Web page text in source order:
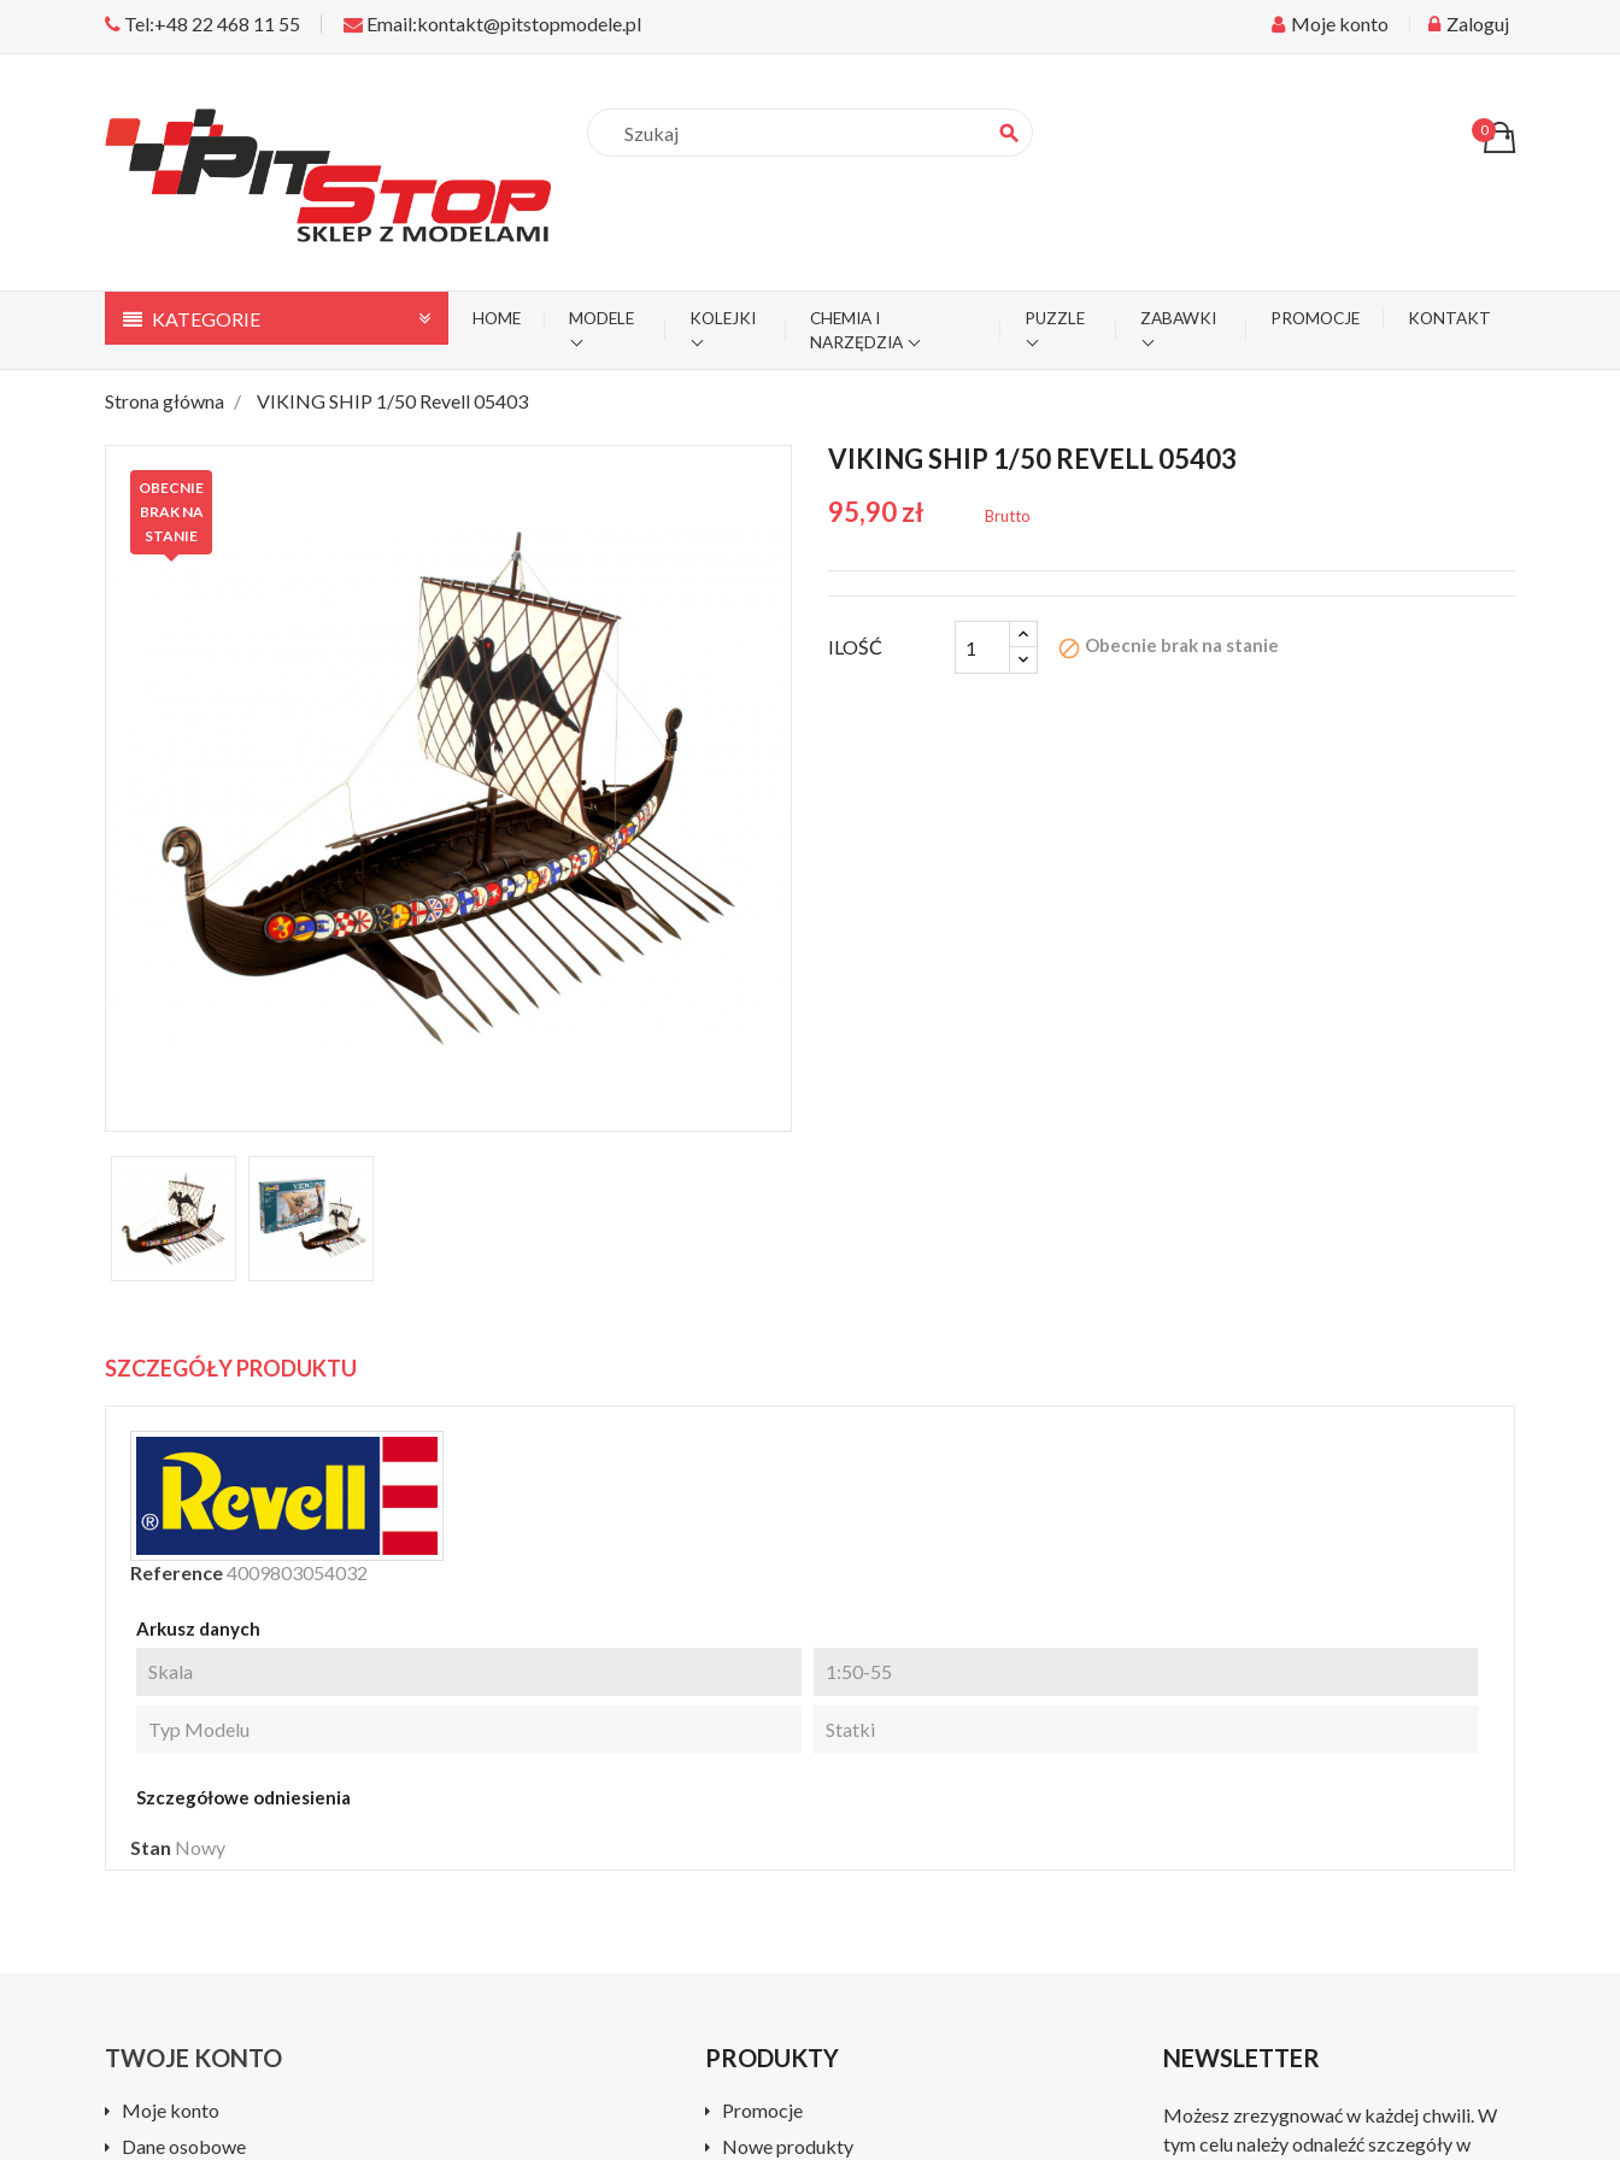
Tel:+48 22 468 11 55 Email:kontakt@pitstopmodele.pl Moje konto Zaloguj
0
search
KATEGORIE HOME MODELE KOLEJKI
CHEMIA I
NARZĘDZIA
PUZZLE ZABAWKI PROMOCJE KONTAKT
Strona główna VIKING SHIP 1/50 Revell 05403
OBECNIE
BRAK NA
STANIE
VIKING SHIP 1/50 REVELL 05403
95,90 zł
Brutto
ILOŚĆ block Obecnie brak na stanie
SZCZEGÓŁY PRODUKTU
Reference4009803054032
Arkusz danych
Skala 1:50-55
Typ Modelu Statki
Szczegółowe odniesienia
Stan Nowy
TWOJE KONTO
Moje konto
Dane osobowe
PRODUKTY
Promocje
Nowe produkty
NEWSLETTER
Możesz zrezygnować w każdej chwili. W
tym celu należy odnaleźć szczegóły w